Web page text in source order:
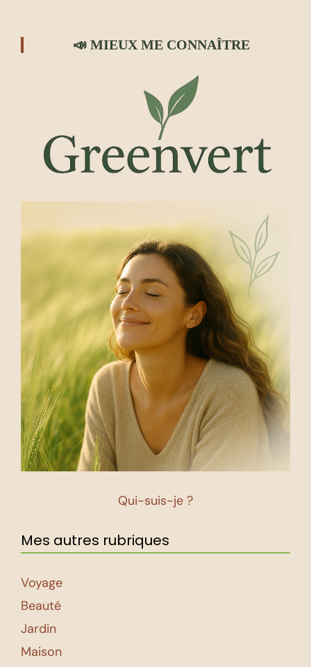
📣 MIEUX ME CONNAÎTRE
Qui-suis-je ?
Mes autres rubriques
Voyage
Beauté
Jardin
Maison